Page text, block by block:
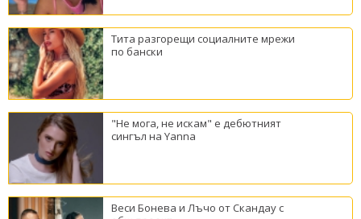
Тита разгорещи социалните мрежи
по бански
"Не мога, не искам" е дебютният
сингъл на Yanna
Веси Бонева и Лъчо от Скандау с